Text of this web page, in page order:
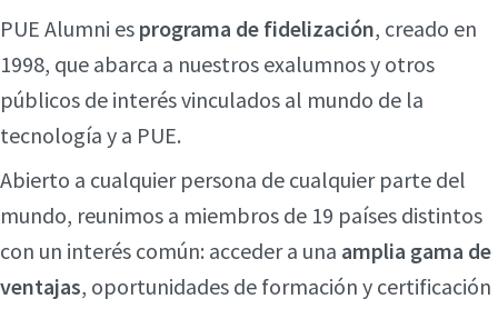
PUE Alumni es programa de fidelización, creado en
1998, que abarca a nuestros exalumnos y otros
públicos de interés vinculados al mundo de la
tecnología y a PUE.
Abierto a cualquier persona de cualquier parte del
mundo, reunimos a miembros de 19 países distintos
con un interés común: acceder a una amplia gama de
ventajas, oportunidades de formación y certificación